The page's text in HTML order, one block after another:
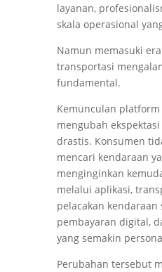
layanan,
skala operasional
Namun memasuki
transportasi
fundamental.
Kemunculan
mengubah
drastis. Konsumen
mencari kendaraan
menginginkan
melalui aplikasi,
pelacakan kendaraan
pembayaran digital,
yang semakin
Perubahan tersebut